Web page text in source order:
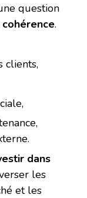
question
.
clients,
dans
les
et les